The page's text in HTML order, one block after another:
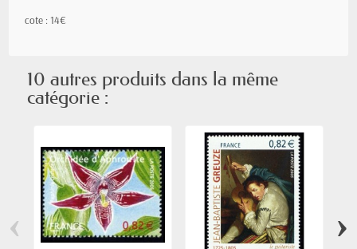
cote : 14€
10 autres produits dans la même
catégorie :
‹ ›